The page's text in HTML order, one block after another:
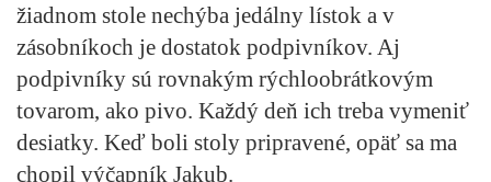
žiadnom stole nechýba jedálny lístok a v
zásobníkoch je dostatok podpivníkov. Aj
podpivníky sú rovnakým rýchloobrátkovým
tovarom, ako pivo. Každý deň ich treba vymeniť
desiatky. Keď boli stoly pripravené, opäť sa ma
chopil výčapník Jakub.